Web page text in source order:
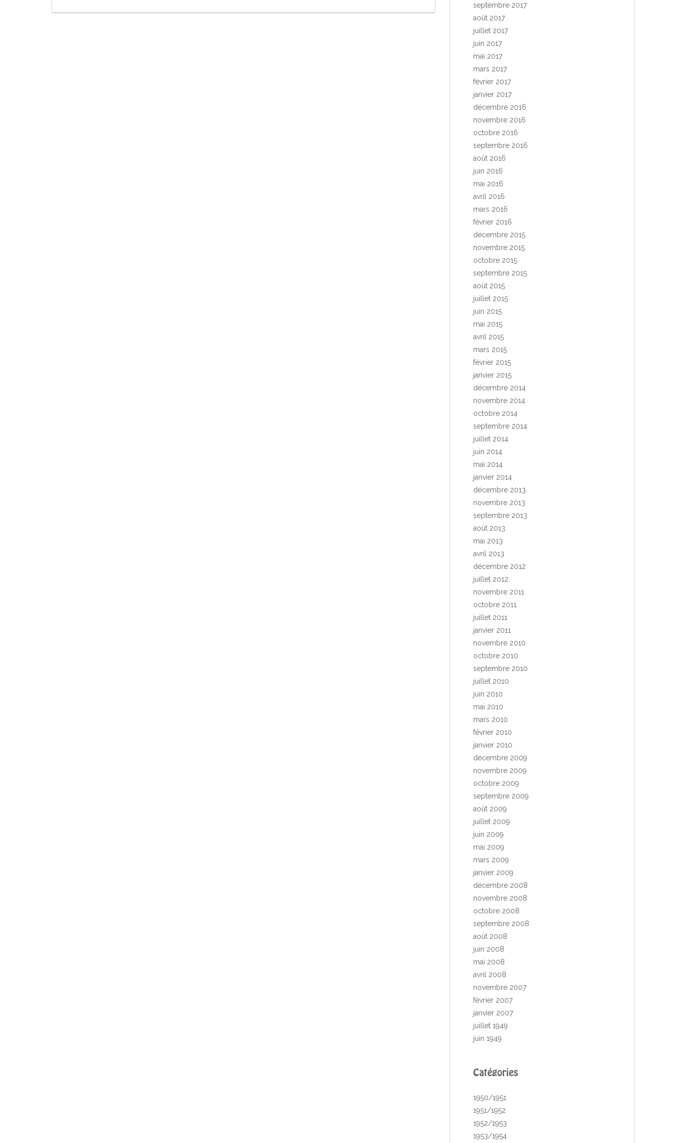
septembre 2017
août 2017
juillet 2017
juin 2017
mai 2017
mars 2017
février 2017
janvier 2017
décembre 2016
novembre 2016
octobre 2016
septembre 2016
août 2016
juin 2016
mai 2016
avril 2016
mars 2016
février 2016
décembre 2015
novembre 2015
octobre 2015
septembre 2015
août 2015
juillet 2015
juin 2015
mai 2015
avril 2015
mars 2015
février 2015
janvier 2015
décembre 2014
novembre 2014
octobre 2014
septembre 2014
juillet 2014
juin 2014
mai 2014
janvier 2014
décembre 2013
novembre 2013
septembre 2013
août 2013
mai 2013
avril 2013
décembre 2012
juillet 2012
novembre 2011
octobre 2011
juillet 2011
janvier 2011
novembre 2010
octobre 2010
septembre 2010
juillet 2010
juin 2010
mai 2010
mars 2010
février 2010
janvier 2010
décembre 2009
novembre 2009
octobre 2009
septembre 2009
août 2009
juillet 2009
juin 2009
mai 2009
mars 2009
janvier 2009
décembre 2008
novembre 2008
octobre 2008
septembre 2008
août 2008
juin 2008
mai 2008
avril 2008
novembre 2007
février 2007
janvier 2007
juillet 1949
juin 1949
Catégories
1950/1951
1951/1952
1952/1953
1953/1954